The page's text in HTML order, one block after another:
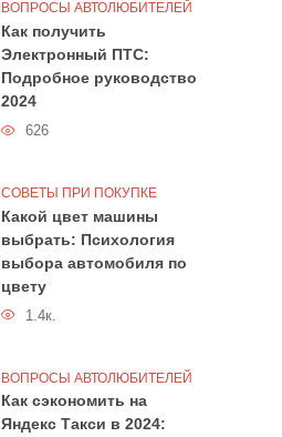
ВОПРОСЫ АВТОЛЮБИТЕЛЕЙ
Как получить
Электронный ПТС:
Подробное руководство
2024
626
СОВЕТЫ ПРИ ПОКУПКЕ
Какой цвет машины
выбрать: Психология
выбора автомобиля по
цвету
1.4к.
ВОПРОСЫ АВТОЛЮБИТЕЛЕЙ
Как сэкономить на
Яндекс Такси в 2024: